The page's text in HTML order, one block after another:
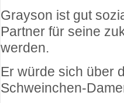
Grayson ist gut
Partner für seine
werden.
Er würde sich über
Schweinchen-